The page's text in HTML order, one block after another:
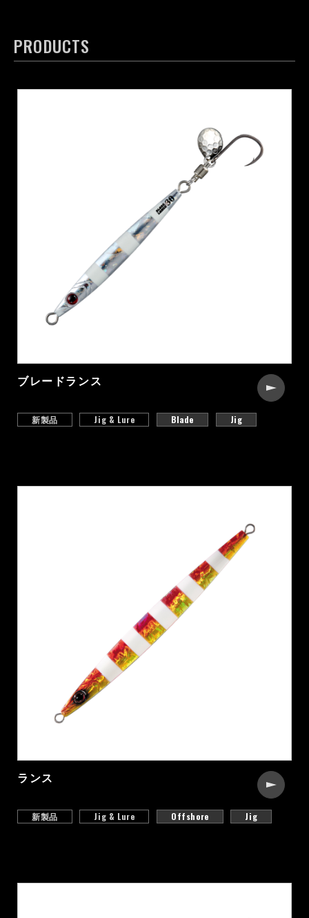
PRODUCTS
ブレードランス
新製品 Jig & Lure Blade Jig
ランス
新製品 Jig & Lure Offshore Jig